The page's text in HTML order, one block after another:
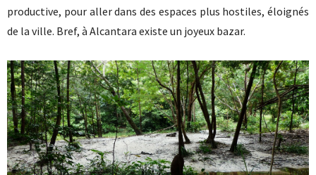
productive, pour aller dans des espaces plus hostiles, éloignés
de la ville. Bref, à Alcantara existe un joyeux bazar.